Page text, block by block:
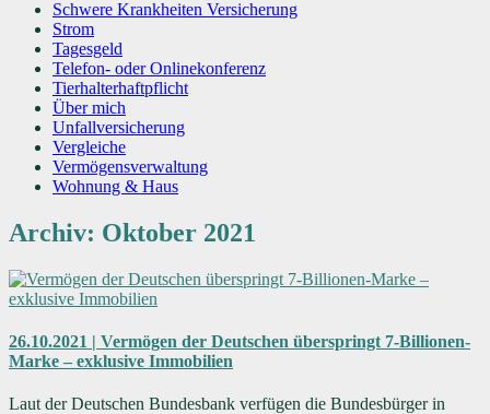
Schwere Krankheiten Versicherung
Strom
Tagesgeld
Telefon- oder Onlinekonferenz
Tierhalterhaftpflicht
Über mich
Unfallversicherung
Vergleiche
Vermögensverwaltung
Wohnung & Haus
Archiv: Oktober 2021
26.10.2021 | Vermögen der Deutschen überspringt 7-Billionen-
Marke – exklusive Immobilien
Laut der Deutschen Bundesbank verfügen die Bundesbürger in